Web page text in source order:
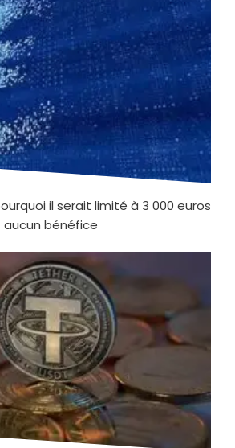
il serait limité à 3 000 euros
bénéfice